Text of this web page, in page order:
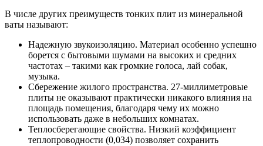
В числе других преимуществ тонких плит из минеральной
ваты называют:
Надежную звукоизоляцию. Материал особенно успешно
борется с бытовыми шумами на высоких и средних
частотах – такими как громкие голоса, лай собак,
музыка.
Сбережение жилого пространства. 27-миллиметровые
плиты не оказывают практически никакого влияния на
площадь помещения, благодаря чему их можно
использовать даже в небольших комнатах.
Теплосберегающие свойства. Низкий коэффициент
теплопроводности (0,034) позволяет сохранить